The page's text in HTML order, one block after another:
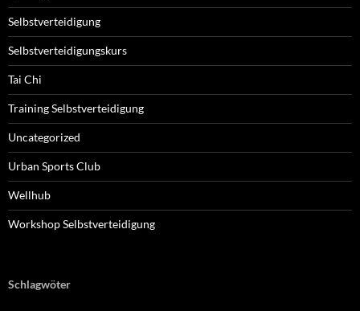
Selbstverteidigung
Selbstverteidigungskurs
Tai Chi
Training Selbstverteidigung
Uncategorized
Urban Sports Club
Wellhub
Workshop Selbstverteidigung
Schlagwöter